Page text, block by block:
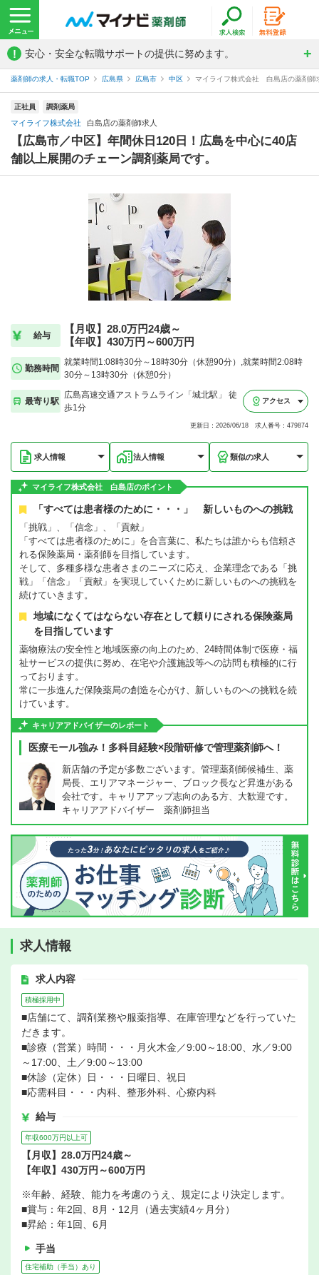
! 安心・安全な転職サポートの提供に努めます。
薬剤師の求人・転職TOP 広島県 広島市 中区 マイライフ株式会社 白島店の薬剤師
正社員 調剤薬局
マイライフ株式会社 白島店の薬剤師求人
【広島市／中区】年間休日120日！広島を中心に40店
舗以上展開のチェーン調剤薬局です。
給与
【月収】28.0万円24歳～
【年収】430万円～600万円
勤務時間
就業時間1:08時30分～18時30分（休憩90分）,就業時間2:08時
30分～13時30分（休憩0分）
最寄り駅
広島高速交通アストラムライン「城北駅」 徒
歩1分
アクセス
更新日：2026/06/18 求人番号：479874
求人情報 法人情報 類似の求人
マイライフ株式会社 白島店のポイント
「すべては患者様のために・・・」 新しいものへの挑戦
「挑戦」、「信念」、「貢献」
「すべては患者様のために」を合言葉に、私たちは誰からも信頼さ
れる保険薬局・薬剤師を目指しています。
そして、多種多様な患者さまのニーズに応え、企業理念である「挑
戦」「信念」「貢献」を実現していくために新しいものへの挑戦を
続けていきます。
地域になくてはならない存在として頼りにされる保険薬局
を目指しています
薬物療法の安全性と地域医療の向上のため、24時間体制で医療・福
祉サービスの提供に努め、在宅や介護施設等への訪問も積極的に行
っております。
常に一歩進んだ保険薬局の創造を心がけ、新しいものへの挑戦を続
けています。
キャリアアドバイザーのレポート
医療モール強み！多科目経験×段階研修で管理薬剤師へ！
新店舗の予定が多数ございます。管理薬剤師候補生、薬
局長、エリアマネージャー、ブロック長など昇進がある
会社です。キャリアアップ志向のある方、大歓迎です。
キャリアアドバイザー 薬剤師担当
求人情報
求人内容
積極採用中
■店舗にて、調剤業務や服薬指導、在庫管理などを行っていた
だきます。
■診療（営業）時間・・・月火木金／9:00～18:00、水／9:00
～17:00、土／9:00～13:00
■休診（定休）日・・・日曜日、祝日
■応需科目・・・内科、整形外科、心療内科
給与
年収600万円以上可
【月収】28.0万円24歳～
【年収】430万円～600万円
※年齢、経験、能力を考慮のうえ、規定により決定します。
■賞与：年2回、8月・12月（過去実績4ヶ月分）
■昇給：年1回、6月
手当
住宅補助（手当）あり